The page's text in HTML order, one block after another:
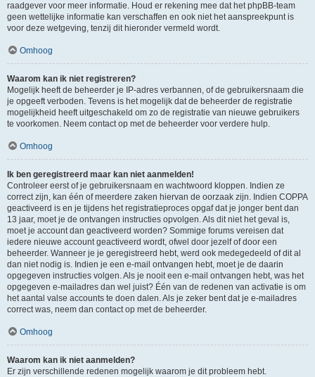
raadgever voor meer informatie. Houd er rekening mee dat het phpBB-team
geen wettelijke informatie kan verschaffen en ook niet het aanspreekpunt is
voor deze wetgeving, tenzij dit hieronder vermeld wordt.
Omhoog
Waarom kan ik niet registreren?
Mogelijk heeft de beheerder je IP-adres verbannen, of de gebruikersnaam die
je opgeeft verboden. Tevens is het mogelijk dat de beheerder de registratie
mogelijkheid heeft uitgeschakeld om zo de registratie van nieuwe gebruikers
te voorkomen. Neem contact op met de beheerder voor verdere hulp.
Omhoog
Ik ben geregistreerd maar kan niet aanmelden!
Controleer eerst of je gebruikersnaam en wachtwoord kloppen. Indien ze
correct zijn, kan één of meerdere zaken hiervan de oorzaak zijn. Indien COPPA
geactiveerd is en je tijdens het registratieproces opgaf dat je jonger bent dan
13 jaar, moet je de ontvangen instructies opvolgen. Als dit niet het geval is,
moet je account dan geactiveerd worden? Sommige forums vereisen dat
iedere nieuwe account geactiveerd wordt, ofwel door jezelf of door een
beheerder. Wanneer je je geregistreerd hebt, werd ook medegedeeld of dit al
dan niet nodig is. Indien je een e-mail ontvangen hebt, moet je de daarin
opgegeven instructies volgen. Als je nooit een e-mail ontvangen hebt, was het
opgegeven e-mailadres dan wel juist? Één van de redenen van activatie is om
het aantal valse accounts te doen dalen. Als je zeker bent dat je e-mailadres
correct was, neem dan contact op met de beheerder.
Omhoog
Waarom kan ik niet aanmelden?
Er zijn verschillende redenen mogelijk waarom je dit probleem hebt.